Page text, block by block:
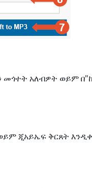
መጎተት አለብዎት ወይም
ጂአይኤፍ ቅርጸት